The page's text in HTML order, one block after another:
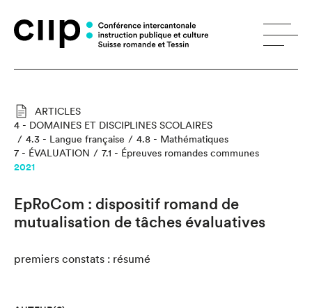
ARTICLES
4 - DOMAINES ET DISCIPLINES SCOLAIRES
4.3 - Langue française
4.8 - Mathématiques
7 - ÉVALUATION
7.1 - Épreuves romandes communes
2021
EpRoCom : dispositif romand de
mutualisation de tâches évaluatives
premiers constats : résumé